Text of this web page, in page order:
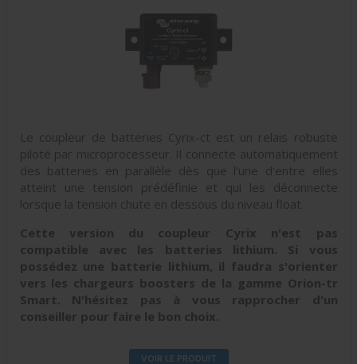
Le coupleur de batteries Cyrix-ct est un relais robuste
piloté par microprocesseur. Il connecte automatiquement
des batteries en parallèle dès que l'une d'entre elles
atteint une tension prédéfinie et qui les déconnecte
lorsque la tension chute en dessous du niveau float.
Cette version du coupleur Cyrix n'est pas
compatible avec les batteries lithium. Si vous
possédez une batterie lithium, il faudra s'orienter
vers les chargeurs boosters de la gamme Orion-tr
Smart. N'hésitez pas à vous rapprocher d'un
conseiller pour faire le bon choix.
VOIR LE PRODUIT